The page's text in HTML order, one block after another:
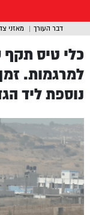
דבר העורך מאזני
כלי טיס
למרגמות.
נוספת ליד